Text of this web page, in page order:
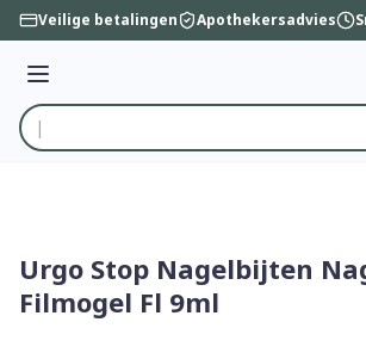
Ga naar de inhoud
Veilige betalingen Apothekersadvies
Menu
Product, merk, categorie...
Urgo Stop Nagelbijten
Filmogel Fl 9ml